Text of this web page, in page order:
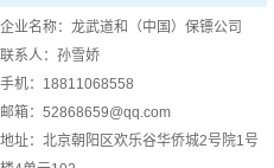
企业名称：龙武道和（中国）保镖公司
联系人：孙雪娇
手机：18811068558
邮箱： 52868659@qq.com
地址：北京朝阳区欢乐谷华侨城2号院1号